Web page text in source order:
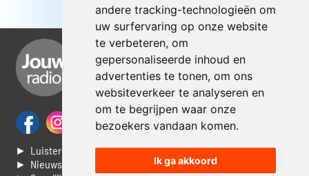
andere tracking-technologieën om
uw surfervaring op onze website
te verbeteren, om
gepersonaliseerde inhoud en
advertenties te tonen, om ons
websiteverkeer te analyseren en
om te begrijpen waar onze
bezoekers vandaan komen.
Ik ga akkoord
► Luisteren naar Jouwradio
► Nieuws